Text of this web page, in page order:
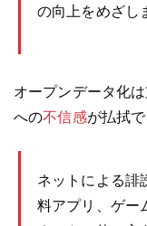
の向上をめざし
オープンデータ化
への不信感が払拭で
ネットによる誹
料アプリ、ゲー